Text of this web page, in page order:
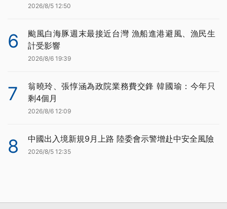
2026/8/5 12:50
6
颱風白海豚週末最接近台灣 漁船進港避風、漁民生
計受影響
2026/8/6 19:39
7
翁曉玲、張惇涵為政院業務費交鋒 韓國瑜：今年只
剩4個月
2026/8/6 12:09
8 中國出入境新規9月上路 陸委會示警增赴中安全風險
2026/8/5 12:35